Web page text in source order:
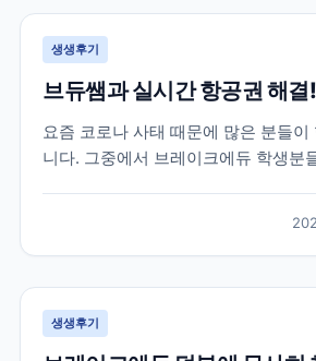
이 재택근...
생생후기
브듀쌤과 실시간 항공권 해
요즘 코로나 사태 때문에 많은 분들이
니다. 그중에서 브레이크에듀 학생분
이었지만 브레이크에듀는 함께 걱정
에서 서포트 해드리는 게 맞다고 생각
은...
생생후기